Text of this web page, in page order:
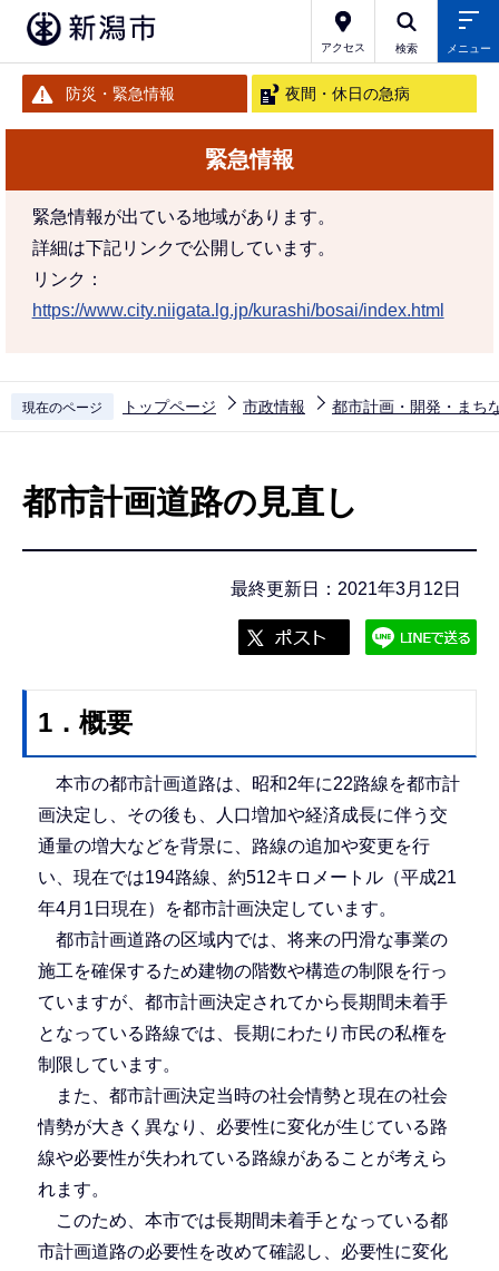
アクセス 検索 メニュー
防災・緊急情報 夜間・休日の急病
緊急情報
緊急情報が出ている地域があります。
詳細は下記リンクで公開しています。
リンク：
https://www.city.niigata.lg.jp/kurashi/bosai/index.html
現在のページ トップページ 市政情報 都市計画・開発・まち
都市計画道路の見直し
最終更新日：2021年3月12日
1．概要
本市の都市計画道路は、昭和2年に22路線を都市計
画決定し、その後も、人口増加や経済成長に伴う交
通量の増大などを背景に、路線の追加や変更を行
い、現在では194路線、約512キロメートル（平成21
年4月1日現在）を都市計画決定しています。
都市計画道路の区域内では、将来の円滑な事業の
施工を確保するため建物の階数や構造の制限を行っ
ていますが、都市計画決定されてから長期間未着手
となっている路線では、長期にわたり市民の私権を
制限しています。
また、都市計画決定当時の社会情勢と現在の社会
情勢が大きく異なり、必要性に変化が生じている路
線や必要性が失われている路線があることが考えら
れます。
このため、本市では長期間未着手となっている都
市計画道路の必要性を改めて確認し、必要性に変化